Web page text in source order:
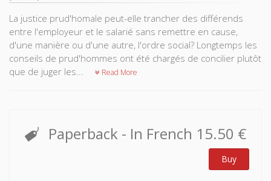
La justice prud'homale peut-elle trancher des différends
entre l'employeur et le salarié sans remettre en cause,
d'une manière ou d'une autre, l'ordre social? Longtemps les
conseils de prud'hommes ont été chargés de concilier plutôt
que de juger les...
Read More
Paperback - In French 15.50 €
Buy